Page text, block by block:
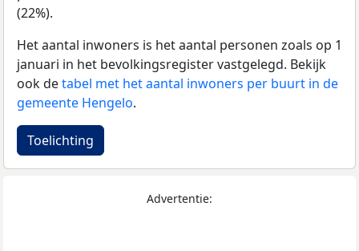
(22%).
Het aantal inwoners is het aantal personen zoals op 1
januari in het bevolkingsregister vastgelegd. Bekijk
ook detabel met het aantal inwoners per buurt in de
gemeente Hengelo.
Toelichting
Advertentie: